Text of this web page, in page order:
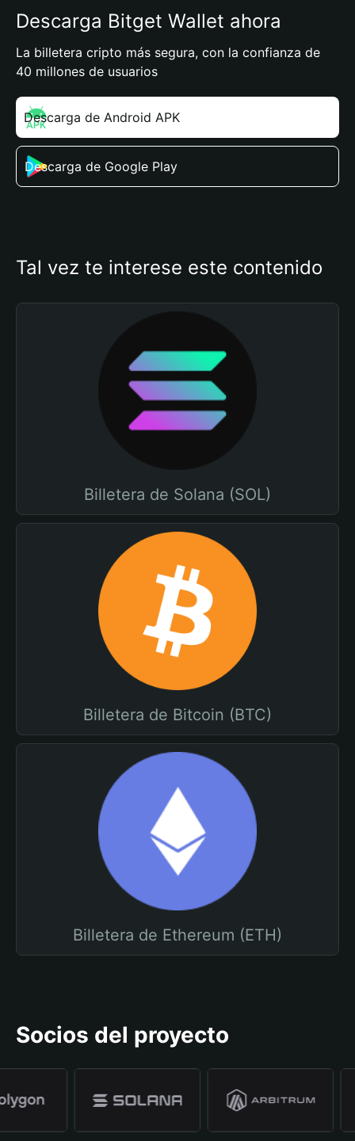
Descarga Bitget Wallet ahora
La billetera cripto más segura, con la confianza de
40 millones de usuarios
Descarga de Android APK
Descarga de Google Play
Tal vez te interese este contenido
Billetera de Solana (SOL)
Billetera de Bitcoin (BTC)
Billetera de Ethereum (ETH)
Socios del proyecto